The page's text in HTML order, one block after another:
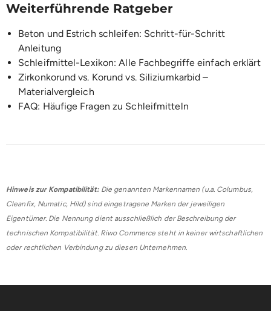
Weiterführende Ratgeber
Beton und Estrich schleifen: Schritt-für-Schritt
Anleitung
Schleifmittel-Lexikon: Alle Fachbegriffe einfach erklärt
Zirkonkorund vs. Korund vs. Siliziumkarbid –
Materialvergleich
FAQ: Häufige Fragen zu Schleifmitteln
Hinweis zur Kompatibilität:Die genannten Markennamen (u.a. Columbus,
Cleanfix, Numatic, Hild) sind eingetragene Marken der jeweiligen
Eigentümer. Die Nennung dient ausschließlich der Beschreibung der
technischen Kompatibilität. Riwo Commerce steht in keiner wirtschaftlichen
oder rechtlichen Verbindung zu diesen Unternehmen.